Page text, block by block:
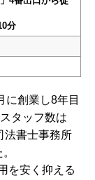
分
に創業し8年目
タッフ数は
法書士事務所
を安く抑える